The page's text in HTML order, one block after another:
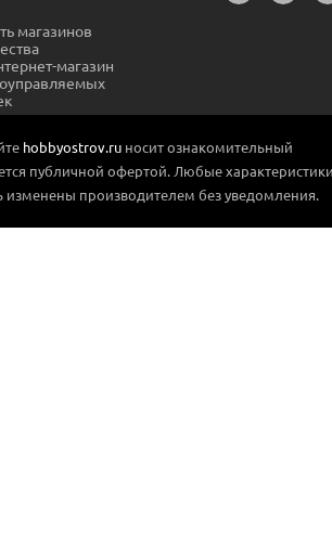
магазинов
магазин
hobbyostrov.ru носит ознакомительный
публичной офертой. Любые
изменены производителем без уведомления.